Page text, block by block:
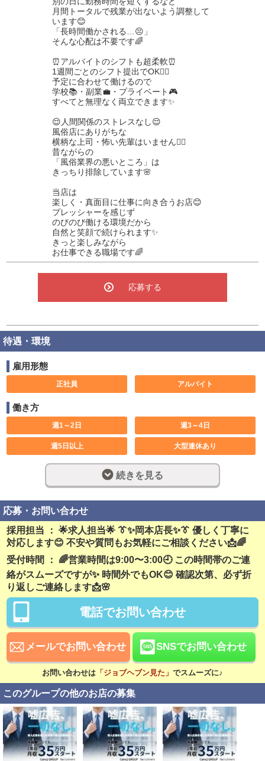
月間トータルで残業が出ないよう調整して
います😊
「長時間働かされる…😣」
そんな心配は不要です🌈
⏰アルバイトのシフトも超柔軟⏰
1週間ごとのシフト提出でOK🙆‍♂️
予定に合わせて働けるので
学校📚・副業💼・プライベート🎮
すべてと無理なく両立できます✨
😌人間関係のストレスなし😌
風俗店にありがちな
横柄な上司・怖い先輩はいません🙅‍♂️
昔ながらの
「風俗業界の悪いところ」は
きっちり排除しています🌸
当店は
楽しく・真面目に仕事に向き合うお店😊
プレッシャーを感じず
のびのび働ける環境だから
自然と笑顔で続けられます✨
きっと楽しみながら
お仕事できる職場です🌈
応募する
待遇・環境
雇用形態
正社員 アルバイト
働き方
週1～2日 週3～4日
週5日以上 大型連休あり
土日のみ可 休み希望対応可
週休2日制 完全週休2日制
フルタイム
深夜勤務 社員登用制度あり
残業なし 勤務開始日相談可
稼ぎ方
日払い可
昇給あり 資格手当あり
待遇
社会保険完備 交通費支給
無料駐車場あり 寮・社宅あり
研修あり
こだわり
未経験可 経験者歓迎
中･高齢者歓迎 シニア歓迎
続きを見る
応募・お問い合わせ
採用担当 ： 🌟求人担当🌟 👔✨岡本店長✨👔 優しく丁寧に
対応します😊 不安や質問もお気軽にご相談ください📩🌈
受付時間 ： 🌈営業時間は9:00〜3:00🕘 この時間帯のご連
絡がスムーズですが✨ 時間外でもOK😊 確認次第、必ず折
り返しご連絡します📩🌸
電話でお問い合わせ
メールでお問い合わせ SNSでお問い合わせ
お問い合わせは 「ジョブヘブン見た」 でスムーズに♪
このグループの他のお店の募集